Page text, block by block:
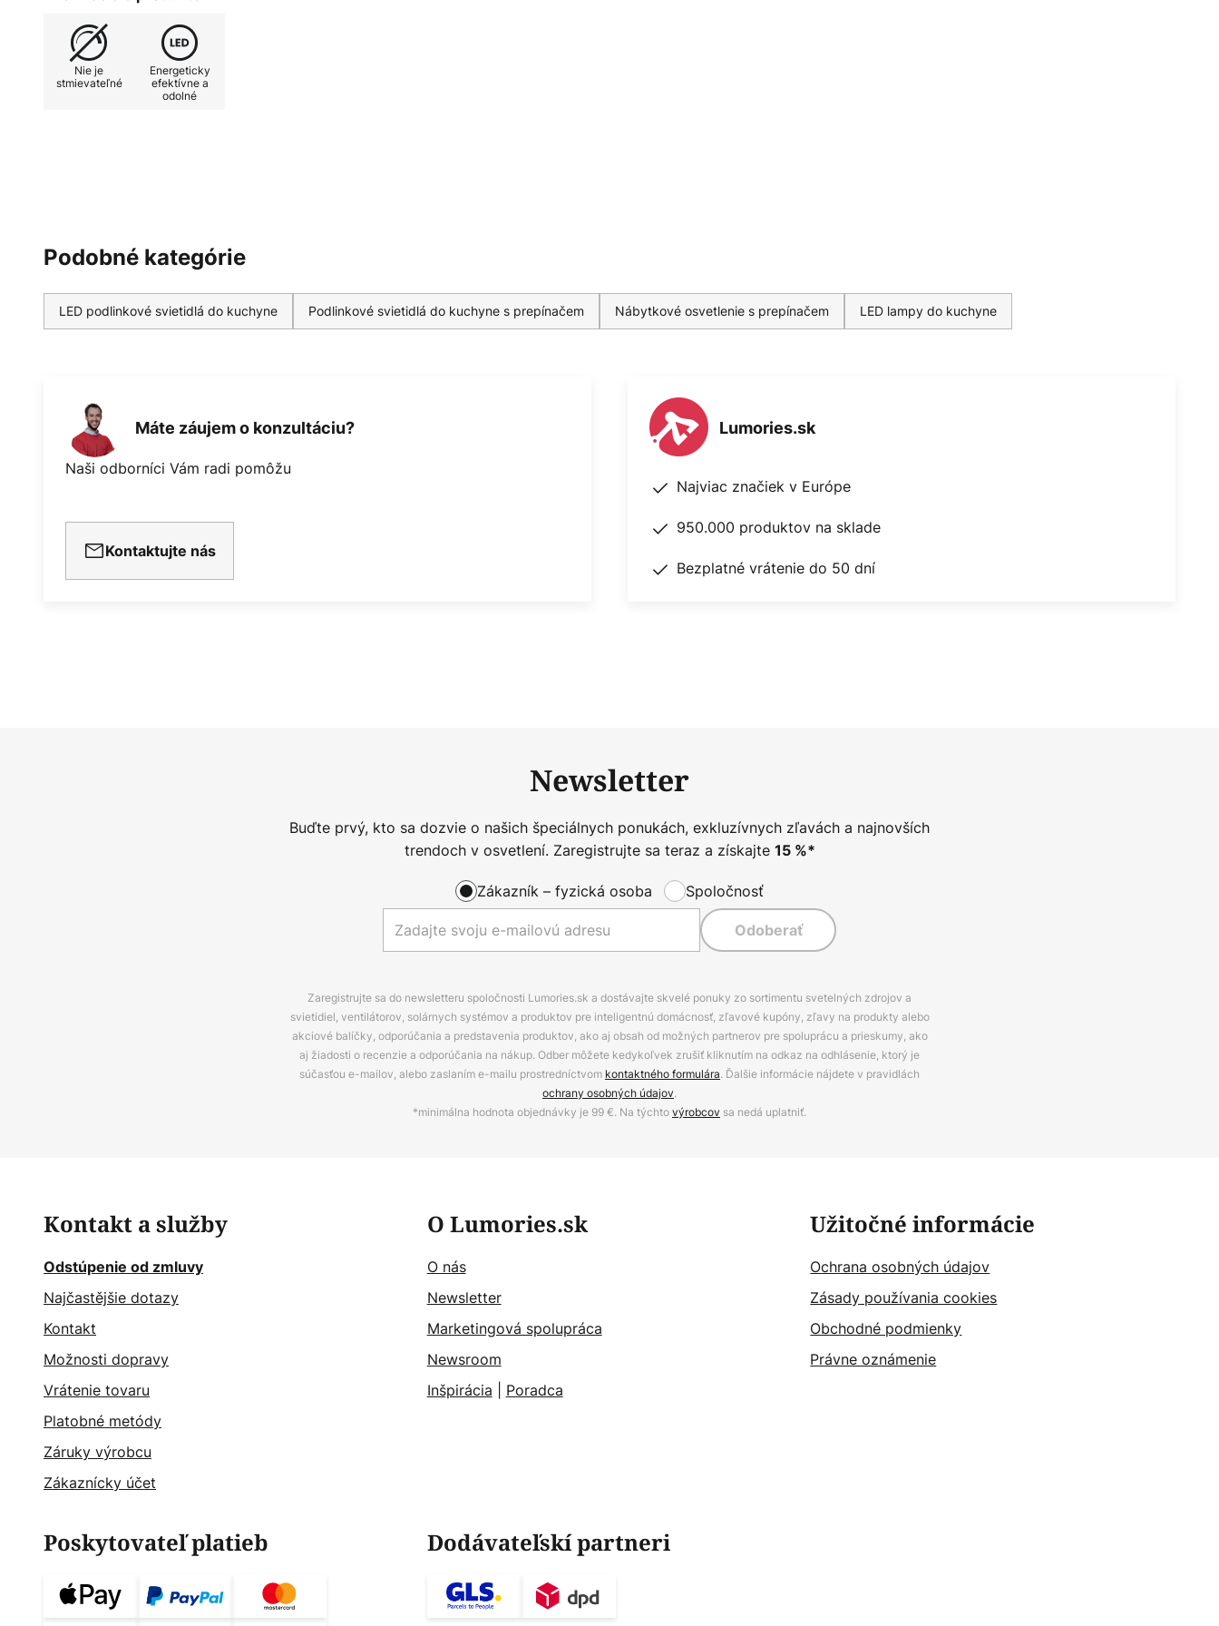
Nie je
stmievateľné
Energeticky
efektívne a
odolné
Podobné kategórie
LED podlinkové svietidlá do kuchyne Podlinkové svietidlá do kuchyne s prepínačem Nábytkové osvetlenie s prepínačem LED lampy do kuchyne
Máte záujem o konzultáciu?
Naši odborníci Vám radi pomôžu
Kontaktujte nás
Lumories.sk
Najviac značiek v Európe
950.000 produktov na sklade
Bezplatné vrátenie do 50 dní
Newsletter
Buďte prvý, kto sa dozvie o našich špeciálnych ponukách, exkluzívnych zľavách a najnovších
trendoch v osvetlení. Zaregistrujte sa teraz a získajte 15%*
Zákazník – fyzická osoba Spoločnosť
Odoberať
Zaregistrujte sa do newsletteru spoločnosti Lumories.sk a dostávajte skvelé ponuky zo sortimentu svetelných zdrojov a
svietidiel, ventilátorov, solárnych systémov a produktov pre inteligentnú domácnosť, zľavové kupóny, zľavy na produkty alebo
akciové balíčky, odporúčania a predstavenia produktov, ako aj obsah od možných partnerov pre spoluprácu a prieskumy, ako
aj žiadosti o recenzie a odporúčania na nákup. Odber môžete kedykoľvek zrušiť kliknutím na odkaz na odhlásenie, ktorý je
súčasťou e-mailov, alebo zaslaním e-mailu prostredníctvom kontaktného formulára. Ďalšie informácie nájdete v pravidlách
ochrany osobných údajov.
*minimálna hodnota objednávky je 99 €. Na týchtovýrobcov sa nedá uplatniť.
Kontakt a služby
Odstúpenie od zmluvy
Najčastějšie dotazy
Kontakt
Možnosti dopravy
Vrátenie tovaru
Platobné metódy
Záruky výrobcu
Zákaznícky účet
O Lumories.sk
O nás
Newsletter
Marketingová spolupráca
Newsroom
Inšpirácia
Poradca
Užitočné informácie
Ochrana osobných údajov
Zásady používania cookies
Obchodné podmienky
Právne oznámenie
Poskytovateľ platieb Dodávateľskí partneri